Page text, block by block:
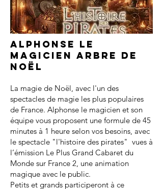
Alphonse le
magicien arbre de
noël
La magie de Noël, avec l'un des
spectacles de magie les plus populaires
de France. Alphonse le magicien et son
équipe vous proposent une formule de 45
minutes à 1 heure selon vos besoins, avec
le spectacle "l'histoire des pirates" vues à
l’émission Le Plus Grand Cabaret du
Monde sur France 2, une animation
magique avec le public.
Petits et grands participeront à ce